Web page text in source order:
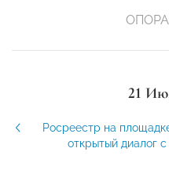
21
Росреестр на
открытый диалог